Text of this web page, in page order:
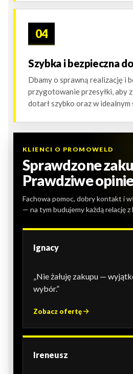
04
Szybka i bezpieczna
Dbamy o sprawną realizację i
przygotowanie przesyłki, aby
dotarł szybko oraz w idealnym
KLIENCI O PROMOWELD
Sprawdzone
Prawdziwe
Fachowa pomoc, dobry kontakt i
— na tym budujemy każdą relację
Ignacy
„Nie żałuję zakupu —
wybór.”
Zobacz ofertę
Ireneusz